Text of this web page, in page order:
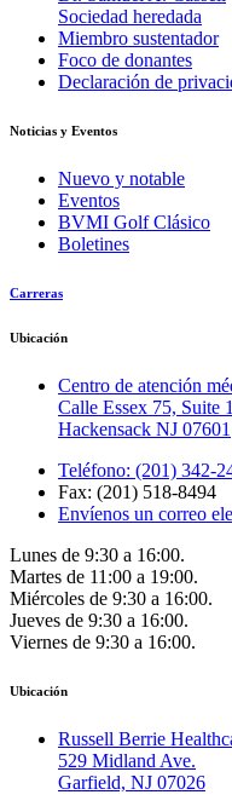
Sociedad heredada
Miembro sustentador
Foco de donantes
Declaración de
Noticias y Eventos
Nuevo y notable
Eventos
BVMI Golf Clásico
Boletines
Carreras
Ubicación
Centro de atención
Calle Essex 75, Suite
Hackensack NJ 07601
Teléfono: (201) 342-
Fax: (201) 518-8494
Envíenos un correo
Lunes de 9:30 a 16:00.
Martes de 11:00 a 19:00.
Miércoles de 9:30 a 16:00.
Jueves de 9:30 a 16:00.
Viernes de 9:30 a 16:00.
Ubicación
Russell Berrie
529 Midland Ave.
Garfield, NJ 07026